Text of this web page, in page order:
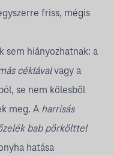
friss, mégis
sem hiányozhatnak: a
céklávalvagy a
se nem kölesből
meg. A harrisás
bab pörkölttel
hatása